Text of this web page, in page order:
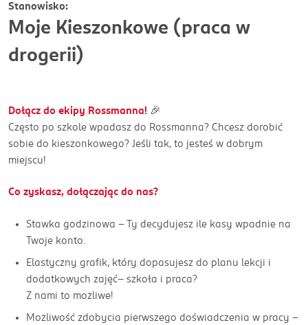
Stanowisko:
Moje Kieszonkowe (praca w
drogerii)
Dołącz do ekipy Rossmanna! 🎉
Często po szkole wpadasz do Rossmanna? Chcesz dorobić
sobie do kieszonkowego? Jeśli tak, to jesteś w dobrym
miejscu!
Co zyskasz, dołączając do nas?
Stawka godzinowa - Ty decydujesz ile kasy wpadnie na
Twoje konto.
Elastyczny grafik, który dopasujesz do planu lekcji i
dodatkowych zajęć– szkoła i praca?
Z nami to możliwe!
Możliwość zdobycia pierwszego doświadczenia w pracy –